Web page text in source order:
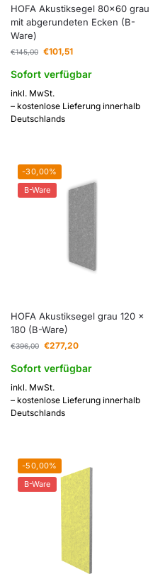
HOFA Akustiksegel 80×60 grau
mit abgerundeten Ecken (B-
Ware)
€145,00 €101,51
Sofort verfügbar
inkl. MwSt.
– kostenlose Lieferung innerhalb
Deutschlands
-30,00%
B-Ware
HOFA Akustiksegel grau 120 x
180 (B-Ware)
€396,00 €277,20
Sofort verfügbar
inkl. MwSt.
– kostenlose Lieferung innerhalb
Deutschlands
-50,00%
B-Ware